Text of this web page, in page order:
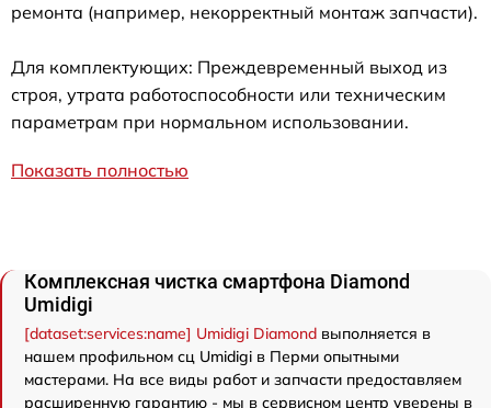
ремонта (например, некорректный монтаж запчасти).
Для комплектующих: Преждевременный выход из
строя, утрата работоспособности или техническим
параметрам при нормальном использовании.
Показать полностью
Комплексная чистка смартфона Diamond
Umidigi
[dataset:services:name] Umidigi Diamond выполняется в
нашем профильном сц Umidigi в Перми опытными
мастерами. На все виды работ и запчасти предоставляем
расширенную гарантию - мы в сервисном центр уверены в